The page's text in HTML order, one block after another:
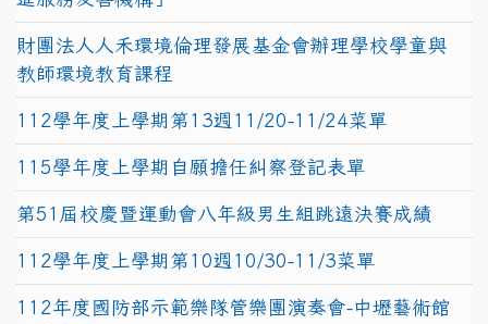
財團法人人禾環境倫理發展基金會辦理學校學童與
教師環境教育課程
112學年度上學期第13週11/20-11/24菜單
115學年度上學期自願擔任糾察登記表單
第51屆校慶暨運動會八年級男生組跳遠決賽成績
112學年度上學期第10週10/30-11/3菜單
112年度國防部示範樂隊管樂團演奏會-中壢藝術館